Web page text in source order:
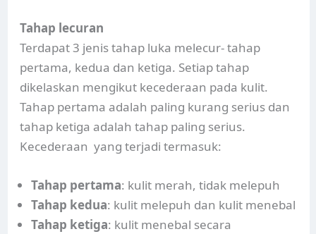
Tahap lecuran
Terdapat 3 jenis tahap luka melecur- tahap
pertama, kedua dan ketiga. Setiap tahap
dikelaskan mengikut kecederaan pada kulit.
Tahap pertama adalah paling kurang serius dan
tahap ketiga adalah tahap paling serius.
Kecederaan yang terjadi termasuk:
Tahap pertama: kulit merah, tidak melepuh
Tahap kedua: kulit melepuh dan kulit menebal
Tahap ketiga: kulit menebal secara